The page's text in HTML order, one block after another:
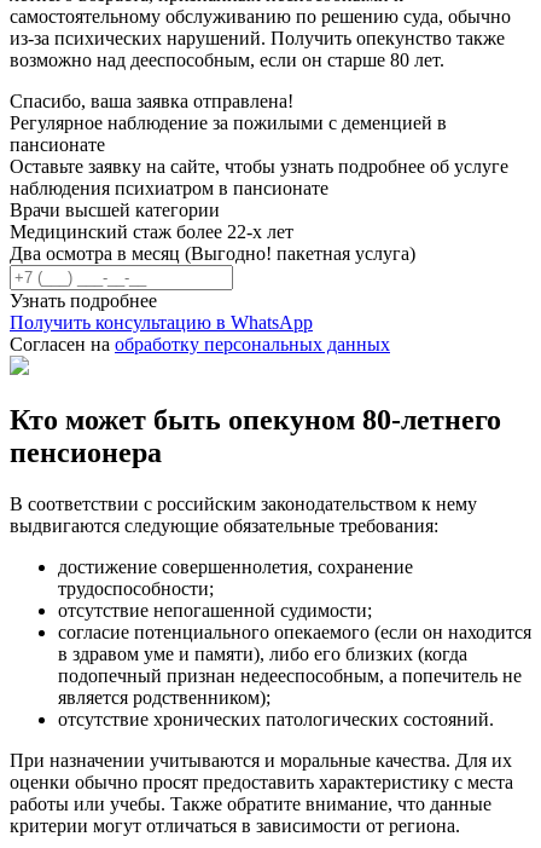
самостоятельному обслуживанию по решению суда, обычно
из-за психических нарушений. Получить опекунство также
возможно над дееспособным, если он старше 80 лет.
Спасибо, ваша заявка отправлена!
Регулярное наблюдение за пожилыми с деменцией в
пансионате
Оставьте заявку на сайте, чтобы узнать подробнее об услуге
наблюдения психиатром в пансионате
Врачи высшей категории
Медицинский стаж более 22-х лет
Два осмотра в месяц (Выгодно! пакетная услуга)
Узнать подробнее
Получить консультацию в WhatsApp
Согласен на обработку персональных данных
Кто может быть опекуном 80-летнего
пенсионера
В соответствии с российским законодательством к нему
выдвигаются следующие обязательные требования:
достижение совершеннолетия, сохранение
трудоспособности;
отсутствие непогашенной судимости;
согласие потенциального опекаемого (если он находится
в здравом уме и памяти), либо его близких (когда
подопечный признан недееспособным, а попечитель не
является родственником);
отсутствие хронических патологических состояний.
При назначении учитываются и моральные качества. Для их
оценки обычно просят предоставить характеристику с места
работы или учебы. Также обратите внимание, что данные
критерии могут отличаться в зависимости от региона.